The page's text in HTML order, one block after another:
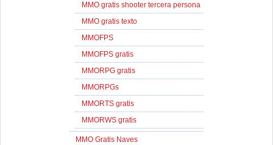
MMO gratis shooter tercera persona
MMO gratis texto
MMOFPS
MMOFPS gratis
MMORPG gratis
MMORPGs
MMORTS gratis
MMORWS gratis
MMO Gratis Naves